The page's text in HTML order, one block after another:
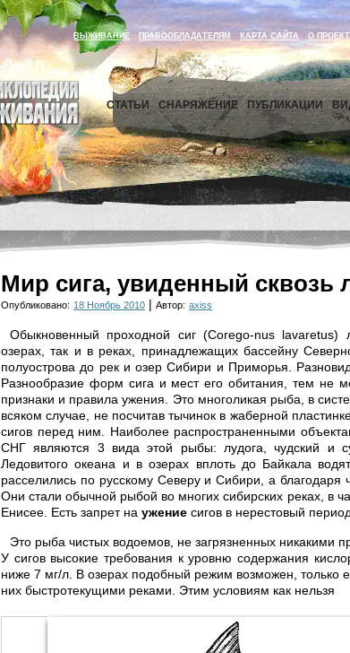
ВЫЖИВАНИЕ ПРАВООБЛАДАТЕЛЯМ КАРТА САЙТА О
СТАТЬИ СНАРЯЖЕНИЕ ПУБЛИКАЦИИ
Мир сига, увиденный сквозь
Опубликовано: 18 Ноябрь 2010 | Автор: axiss
Обыкновенный проходной сиг (Corego-nus lavaretus)
озерах, так и в реках, принадлежащих бассейну
полуострова до рек и озер Сибири и Приморья.
Разнообразие форм сига и мест его обитания, тем не
признаки и правила ужения. Это многоликая рыба, в
всяком случае, не посчитав тычинок в жаберной
сигов перед ним. Наиболее распространенными
СНГ являются 3 вида этой рыбы: лудога, чудский и
Ледовитого океана и в озерах вплоть до Байкала
расселились по русскому Северу и Сибири, а благодаря
Они стали обычной рыбой во многих сибирских реках, в
Енисее. Есть запрет на ужение сигов в нерестовый
Это рыба чистых водоемов, не загрязненных
У сигов высокие требования к уровню содержания
ниже 7 мг/л. В озерах подобный режим возможен,
них быстротекущими реками. Этим условиям как нельзя